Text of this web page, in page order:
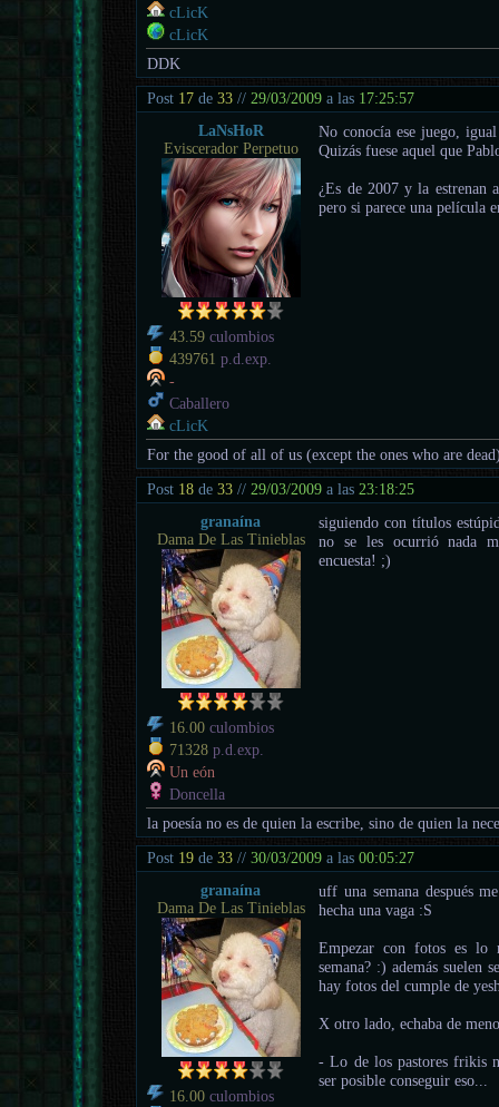
cLicK
cLicK
DDK
Post 17 de33 // 29/03/2009 a las 17:25:57
LaNsHoR
Eviscerador Perpetuo
43.59 culombios
439761 p.d.exp.
-
Caballero
cLicK
No conocía ese juego,
Quizás fuese aquel que
¿Es de 2007 y la estrenan
pero si parece una película
For the good of all of us (except the ones who are
Post 18 de33 // 29/03/2009 a las 23:18:25
granaína
Dama De Las Tinieblas
16.00 culombios
71328 p.d.exp.
Un eón
Doncella
siguiendo con títulos
no se les ocurrió nada
encuesta! ;)
la poesía no es de quien la escribe, sino de quien la
Post 19 de33 //30/03/2009 a las00:05:27
granaína
Dama De Las Tinieblas
16.00 culombios
uff una semana después
hecha una vaga :S
Empezar con fotos es lo
semana? :) además suelen
hay fotos del cumple de
X otro lado, echaba de
- Lo de los pastores frikis
ser posible conseguir eso...